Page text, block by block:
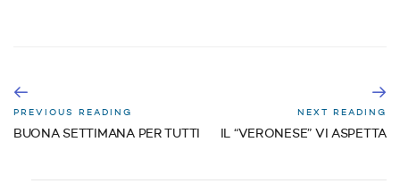
PREVIOUS READING
BUONA SETTIMANA PER TUTTI
NEXT READING
IL “VERONESE” VI ASPETTA